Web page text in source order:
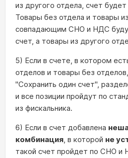
из другого отдела, счет
Товары без отдела и товары
совпадающим СНО и НДС
счет, а товары из другого
5) Если в счете, в котором
отделов и товары без
"Сохранить один счет",
и все позиции пройдут по
из фискальника.
6) Если в счет добавлена
комбинация, в которой не
такой счет пройдет по СНО и